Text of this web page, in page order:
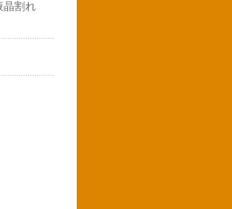
晶割れ